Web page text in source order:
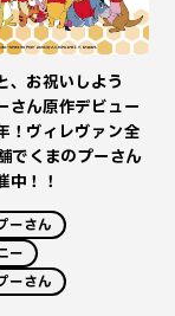
、お祝いしよう
さん原作デビュー
！ヴィレヴァン全
でくまのプーさん
中！！
ーさん
ー
ーさん